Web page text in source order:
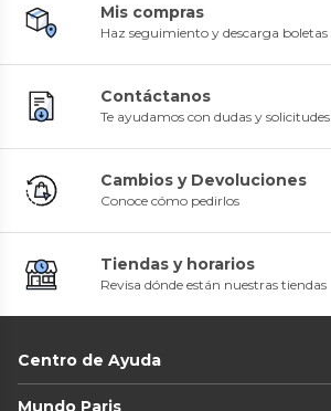
Mis compras
Haz seguimiento y descarga boletas
Contáctanos
Te ayudamos con dudas y solicitudes
Cambios y Devoluciones
Conoce cómo pedirlos
Tiendas y horarios
Revisa dónde están nuestras tiendas
Centro de Ayuda
Mundo Paris